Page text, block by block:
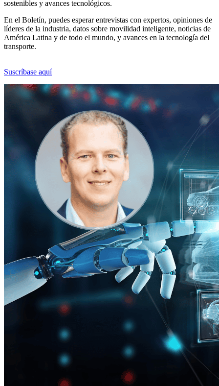
sostenibles y avances tecnológicos.
En el Boletín, puedes esperar entrevistas con expertos, opiniones de
líderes de la industria, datos sobre movilidad inteligente, noticias de
América Latina y de todo el mundo, y avances en la tecnología del
transporte.
Suscríbase aquí